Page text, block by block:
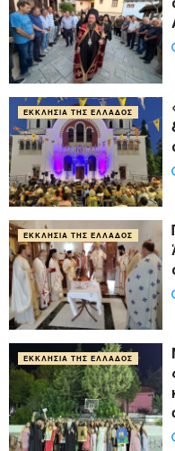
ΕΚΚΛΗΣΊΑ ΤΗΣ ΕΛΛΆΔΟΣ
ΕΚΚΛΗΣΊΑ ΤΗΣ ΕΛΛΆΔΟΣ
ΕΚΚΛΗΣΊΑ ΤΗΣ ΕΛΛΆΔΟΣ